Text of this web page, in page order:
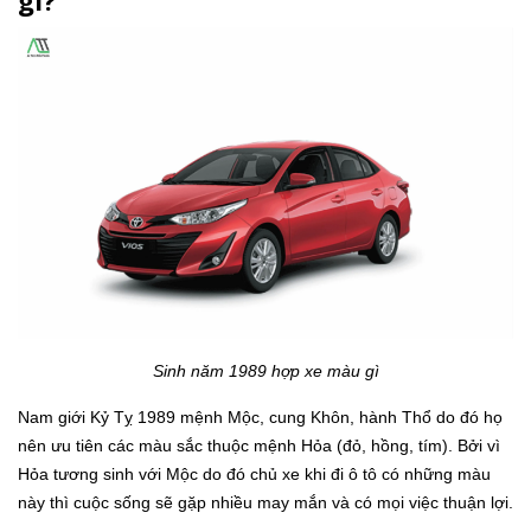
Sinh năm 1989 hợp xe màu gì
Nam giới Kỷ Tỵ 1989 mệnh Mộc, cung Khôn, hành Thổ do đó họ
nên ưu tiên các màu sắc thuộc mệnh Hỏa (đỏ, hồng, tím). Bởi vì
Hỏa tương sinh với Mộc do đó chủ xe khi đi ô tô có những màu
này thì cuộc sống sẽ gặp nhiều may mắn và có mọi việc thuận lợi.